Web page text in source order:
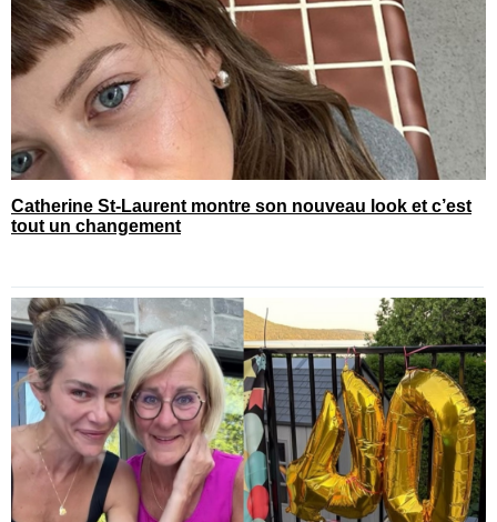
Catherine St-Laurent montre son nouveau look et c’est
tout un changement